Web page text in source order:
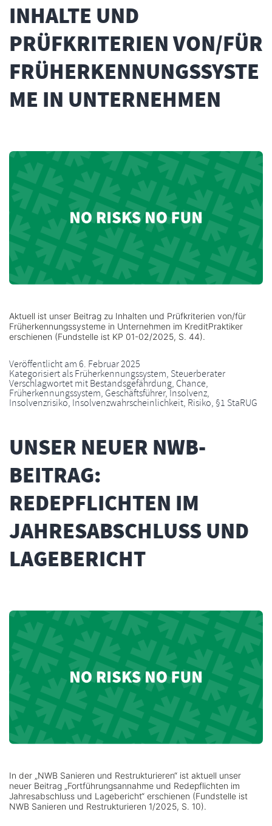
INHALTE UND
PRÜFKRITERIEN VON/FÜR
FRÜHERKENNUNGSSYSTE
ME IN UNTERNEHMEN
Aktuell ist unser Beitrag zu Inhalten und Prüfkriterien von/für
Früherkennungssysteme in Unternehmen im KreditPraktiker
erschienen (Fundstelle ist KP 01-02/2025, S. 44).
Veröffentlicht am6. Februar 2025
Kategorisiert alsFrüherkennungssystem, Steuerberater
Verschlagwortet mitBestandsgefährdung, Chance,
Früherkennungssystem, Geschäftsführer,Insolvenz,
Insolvenzrisiko, Insolvenzwahrscheinlichkeit, Risiko,§1 StaRUG
UNSER NEUER NWB-
BEITRAG:
REDEPFLICHTEN IM
JAHRESABSCHLUSS UND
LAGEBERICHT
In der „NWB Sanieren und Restrukturieren“ ist aktuell unser
neuer Beitrag „Fortführungsannahme und Redepflichten im
Jahresabschluss und Lagebericht“ erschienen (Fundstelle ist
NWB Sanieren und Restrukturieren 1/2025, S. 10).